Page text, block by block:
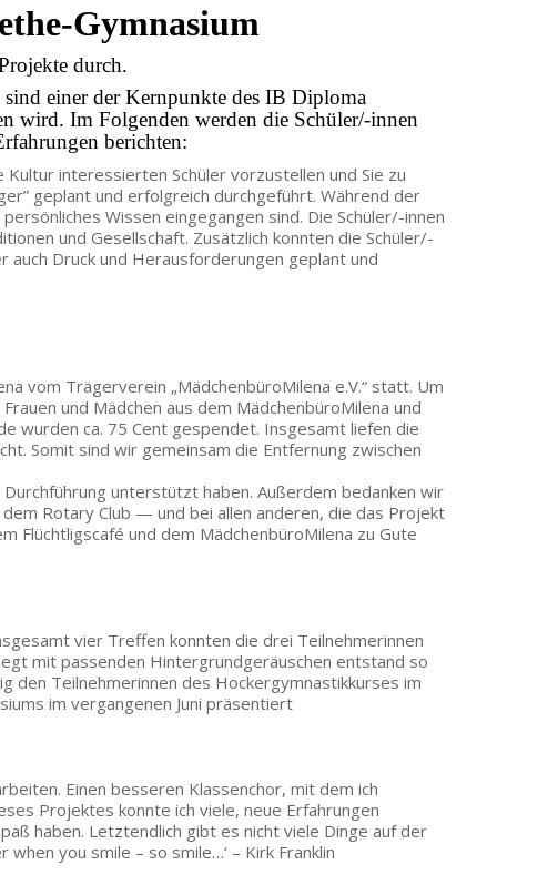
Gymnasium
durch.
einer der Kernpunkte des IB Diploma
wird. Im Folgenden werden die Schüler/-innen
berichten:
interessierten Schüler vorzustellen und Sie zu
geplant und erfolgreich durchgeführt. Während der
Wissen eingegangen sind. Die Schüler/-innen
und Gesellschaft. Zusätzlich konnten die Schüler/-
auch Druck und Herausforderungen geplant und
vom Trägerverein „MädchenbüroMilena e.V.“ statt. Um
und Mädchen aus dem MädchenbüroMilena und
wurden ca. 75 Cent gespendet. Insgesamt liefen die
Somit sind wir gemeinsam die Entfernung zwischen
unterstützt haben. Außerdem bedanken wir
Rotary Club — und bei allen anderen, die das Projekt
und dem MädchenbüroMilena zu Gute
vier Treffen konnten die drei Teilnehmerinnen
mit passenden Hintergrundgeräuschen entstand so
den Teilnehmerinnen des Hockergymnastikkurses im
im vergangenen Juni präsentiert
Einen besseren Klassenchor, mit dem ich
Projektes konnte ich viele, neue Erfahrungen
haben. Letztendlich gibt es nicht viele Dinge auf der
you smile – so smile…‘ – Kirk Franklin